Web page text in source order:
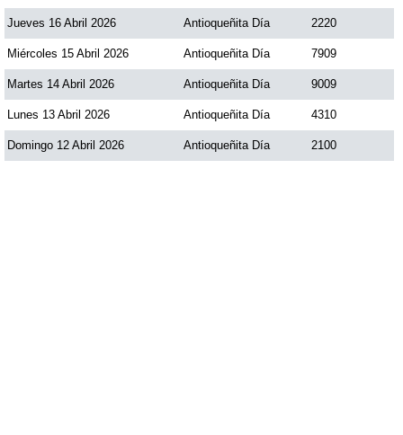
Pick 4 Día
Pick 4 Noche
Pijao de Oro
Jueves 16 Abril 2026 Antioqueñita Día 2220
Miércoles 15 Abril 2026 Antioqueñita Día 7909
Martes 14 Abril 2026 Antioqueñita Día 9009
Lunes 13 Abril 2026 Antioqueñita Día 4310
Domingo 12 Abril 2026 Antioqueñita Día 2100